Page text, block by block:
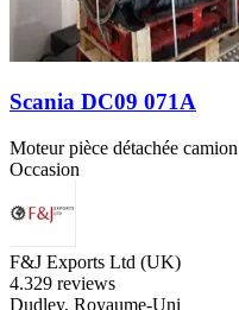
Scania DC09 071A
Moteur pièce détachée camion
Occasion
F&J Exports Ltd (UK)
4.329 reviews
Dudley, Royaume-Uni